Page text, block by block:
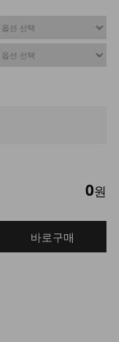
0원
바로구매